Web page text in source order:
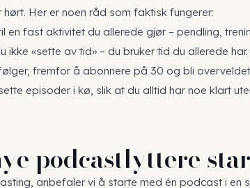
Her er noen råd som faktisk fungerer:
en fast aktivitet du allerede gjør – pendling,
ikke «sette av tid» – du bruker tid du allerede
fremfor å abonnere på 30 og bli
episoder i kø, slik at du alltid har noe klart
podcastlyttere
anbefaler vi å starte med én podcast i en